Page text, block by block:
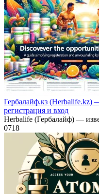
Гербалайф.кз (Herbalife.kz)
регистрация и вход
Herbalife (Гербалайф) —
0718